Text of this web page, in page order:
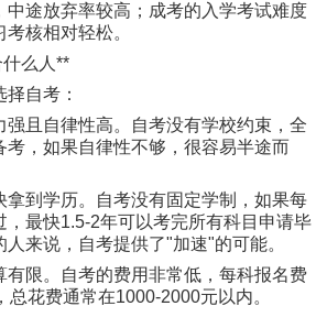
中途放弃率较高；成考的入学考试难度
核相对轻松。
么人**
自考：
强且自律性高。自考没有学校约束，全
考，如果自律性不够，很容易半途而
拿到学历。自考没有固定学制，如果每
，最快1.5-2年可以考完所有科目申请毕
来说，自考提供了"加速"的可能。
有限。自考的费用非常低，每科报名费
总花费通常在1000-2000元以内。